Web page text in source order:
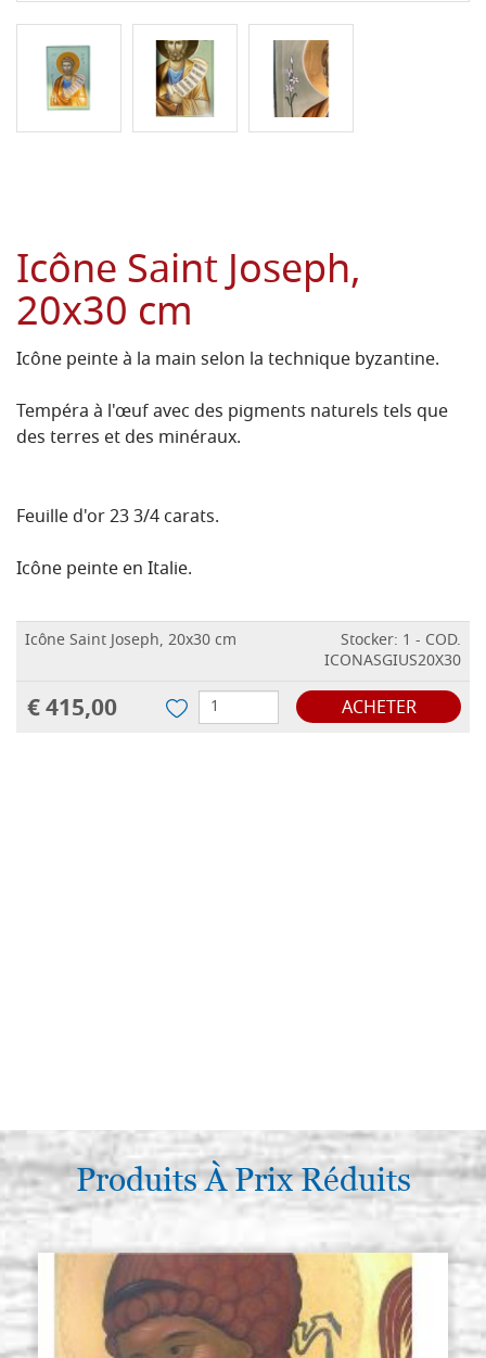
Icône Saint Joseph,
20x30 cm
Icône peinte à la main selon la technique byzantine.
Tempéra à l'œuf avec des pigments naturels tels que
des terres et des minéraux.
Feuille d'or 23 3/4 carats.
Icône peinte en Italie.
Icône Saint Joseph, 20x30 cm
Stocker: 1 - COD.
ICONASGIUS20X30
€ 415,00 ACHETER
Produits À Prix Réduits